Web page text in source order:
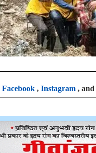
Facebook , Instagram , and